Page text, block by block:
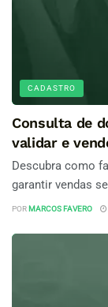
CADASTRO
Consulta de
validar e
Descubra como
garantir vendas
POR MARCOS FAVERO